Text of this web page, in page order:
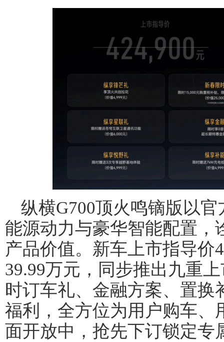
纵横G700顶火鸣镝版以
能源动力与豪华智能配置，
产品价值。新车上市指导价
39.99万元，同步推出九重
时订车礼、金融方案、置
福利，全方位为用户购车、
面开放中，抢先下订锁定专